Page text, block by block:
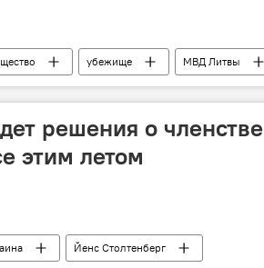
убежище МВД Литвы
решения о членстве
этим летом
Йенс Столтенберг